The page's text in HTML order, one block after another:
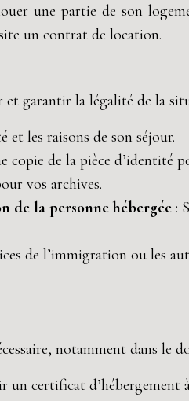
une partie de son
un contrat de location.
et garantir la légalité de la
et les raisons de son séjour.
copie de la pièce d’identité
vos archives.
de la personne hébergée :
de l’immigration ou les
notamment dans le
certificat d’hébergement